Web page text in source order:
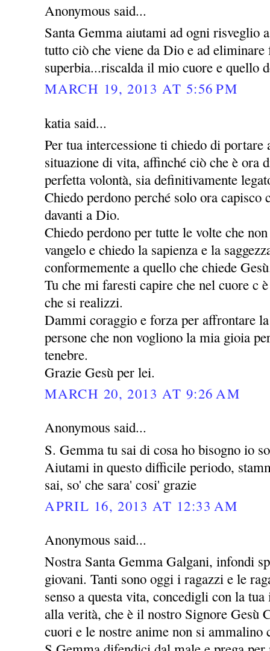
Anonymous said...
Santa Gemma aiutami ad ogni risveglio
tutto ciò che viene da Dio e ad eliminare
superbia...riscalda il mio cuore e quello
MARCH 19, 2013 AT 5:56 PM
katia said...
Per tua intercessione ti chiedo di portare
situazione di vita, affinché ciò che è ora
perfetta volontà, sia definitivamente
Chiedo perdono perché solo ora
davanti a Dio.
Chiedo perdono per tutte le volte che
vangelo e chiedo la sapienza e la
conformemente a quello che chiede
Tu che mi faresti capire che nel cuore c
che si realizzi.
Dammi coraggio e forza per affrontare
persone che non vogliono la mia gioia
tenebre.
Grazie Gesù per lei.
MARCH 20, 2013 AT 9:26 AM
Anonymous said...
S. Gemma tu sai di cosa ho bisogno io
Aiutami in questo difficile periodo,
sai, so' che sara' cosi' grazie
APRIL 16, 2013 AT 12:33 AM
Anonymous said...
Nostra Santa Gemma Galgani, infondi
giovani. Tanti sono oggi i ragazzi e le
senso a questa vita, concedigli con la
alla verità, che è il nostro Signore Gesù
cuori e le nostre anime non si ammalino